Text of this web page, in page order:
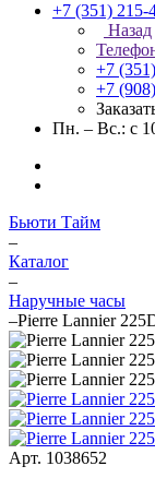
+7 (351) 215-
Назад
+7
+7
Пн. – Вс.: с
Бьюти Тайм
–
Каталог
–
Наручные часы
–Pierre Lannier
Арт. 1038652